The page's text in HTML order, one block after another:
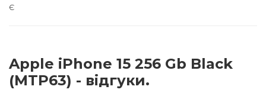
є
Apple iPhone 15 256 Gb Black
(MTP63) - відгуки.